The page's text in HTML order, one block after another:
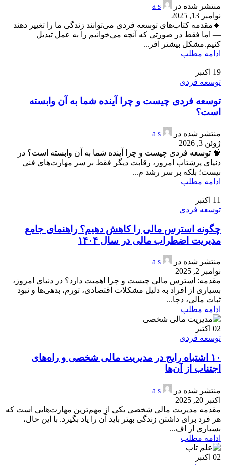
منتشر شده در
a s
نوامبر 13, 2025
🔹مقدمه کتاب‌های توسعه فردی می‌توانند زندگی ما را تغییر دهند
— اما فقط در صورتی که آنچه می‌خوانیم را به عمل تبدیل
کنیم.مشکل بیشتر افر...
ادامه مطلب
19 اکتبر
توسعه فردی
توسعه فردی چیست و چرا آینده شما به آن وابسته
است؟
منتشر شده در
a s
ژوئن 3, 2026
🧠 توسعه فردی چیست و چرا آینده شما به آن وابسته است؟ در
دنیای پرشتاب امروز، رقابت دیگر فقط بر سر مهارت‌های فنی
نیست؛ بلکه بر سر رشد م...
ادامه مطلب
11 اکتبر
توسعه فردی
چگونه استرس مالی را کاهش دهیم؟ راهنمای جامع
مدیریت اضطراب مالی در سال ۱۴۰۴
منتشر شده در
a s
نوامبر 2, 2025
مقدمه: استرس مالی چیست و چرا اهمیت دارد؟ در دنیای امروز،
بسیاری از افراد به دلیل مشکلات اقتصادی، تورم، بدهی‌ها و نبود
ثبات مالی، دچا...
ادامه مطلب
02 اکتبر
توسعه فردی
۱۰ اشتباه رایج در مدیریت مالی شخصی و راه‌های
اجتناب از آن‌ها
منتشر شده در
a s
اکتبر 20, 2025
مقدمه مدیریت مالی شخصی یکی از مهم‌ترین مهارت‌هایی است که
هر فرد برای داشتن زندگی بهتر باید آن را یاد بگیرد. با این حال،
بسیاری از اف...
ادامه مطلب
02 اکتبر